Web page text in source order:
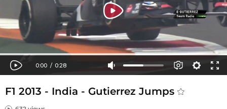
F1 2013 - India - Gutierrez Jumps